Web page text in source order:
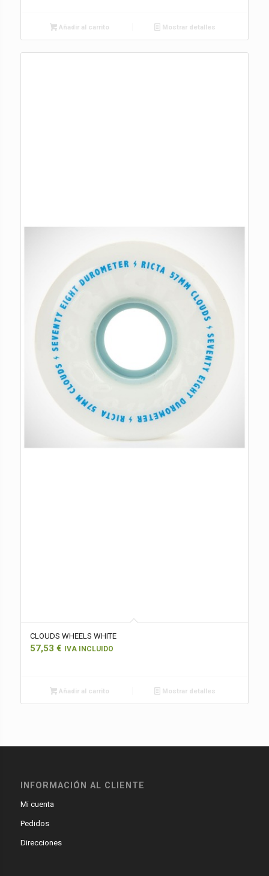
Añadir al carrito Mostrar detalles
CLOUDS WHEELS WHITE
57,53 € IVA INCLUIDO
Añadir al carrito Mostrar detalles
INFORMACIÓN AL CLIENTE
Mi cuenta
Pedidos
Direcciones